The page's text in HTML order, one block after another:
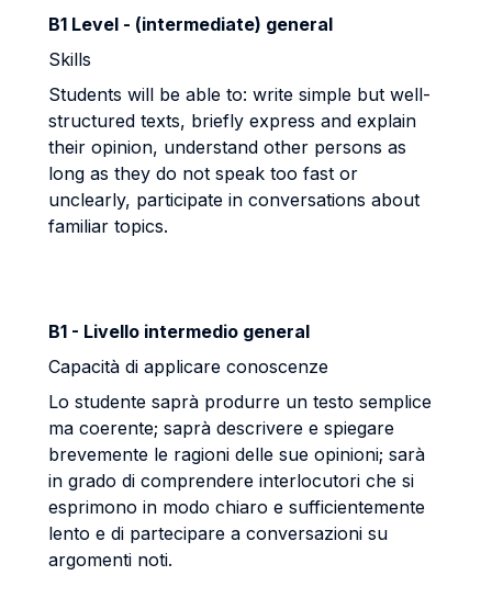
B1 Level - (intermediate) general
Skills
Students will be able to: write simple but well-
structured texts, briefly express and explain
their opinion, understand other persons as
long as they do not speak too fast or
unclearly, participate in conversations about
familiar topics.
B1 - Livello intermedio general
Capacità di applicare conoscenze
Lo studente saprà produrre un testo semplice
ma coerente; saprà descrivere e spiegare
brevemente le ragioni delle sue opinioni; sarà
in grado di comprendere interlocutori che si
esprimono in modo chiaro e sufficientemente
lento e di partecipare a conversazioni su
argomenti noti.